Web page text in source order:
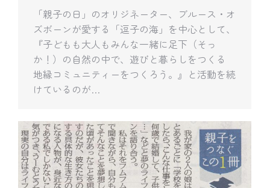
「親子の日」のオリジネーター、ブルース・オ
ズボーンが愛する「逗子の海」を中心として、
『子どもも大人もみんな一緒に足下（そっ
か！）の自然の中で、遊びと暮らしをつくる
地縁コミュニティーをつくろう。』と活動を続
けているのが…